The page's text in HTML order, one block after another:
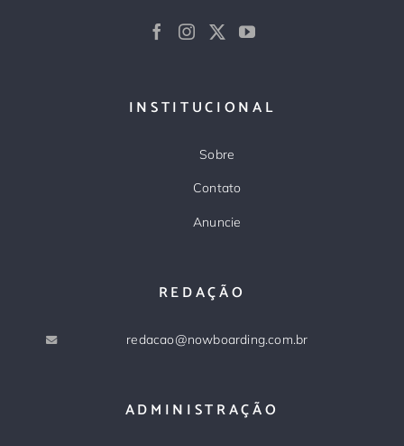
INSTITUCIONAL
Sobre
Contato
Anuncie
REDAÇÃO
redacao@nowboarding.com.br
ADMINISTRAÇÃO